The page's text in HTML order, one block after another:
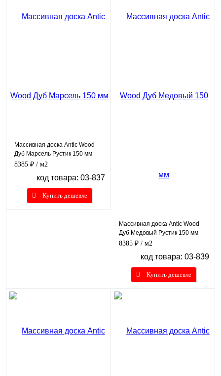
Массивная доска Antic Wood
Дуб Марсель Рустик 150 мм
8385 ₽ / м2
код товара: 03-837
Купить дешевле
Массивная доска Antic Wood
Дуб Медовый Рустик 150 мм
8385 ₽ / м2
код товара: 03-839
Купить дешевле